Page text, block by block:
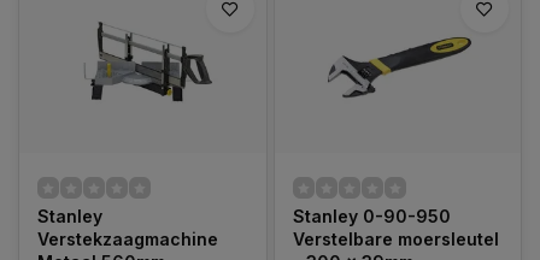
Stanley
Verstekzaagmachine
Stanley 0-90-950
Verstelbare moersleutel